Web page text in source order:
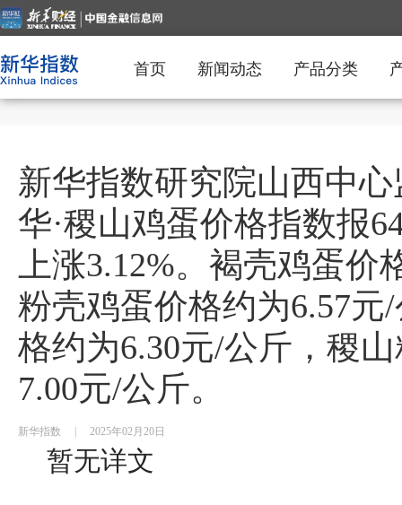
首页 新闻动态 产品分类
新华指数研究院山西中
华·稷山鸡蛋价格指数报
上涨3.12%。褐壳鸡蛋
粉壳鸡蛋价格约为6.57元
格约为6.30元/公斤，稷
7.00元/公斤。
新华指数 2025年02月20日
暂无详文